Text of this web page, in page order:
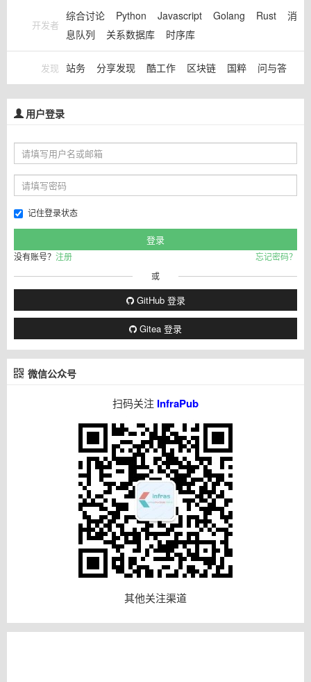
开发者
综合讨论 Python Javascript Golang Rust
消
息队列
关系数据库 时序库
发现 站务 分享发现 酷工作 区块链 国粹 问与答
用户登录
记住登录状态
没有账号？ 注册
忘记密码？
或
GitHub 登录
Gitea 登录
微信公众号
扫码关注 InfraPub
其他关注渠道